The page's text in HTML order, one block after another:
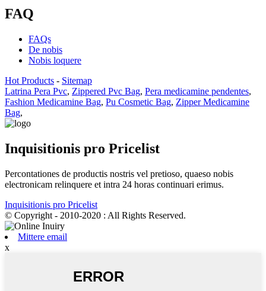
FAQ
FAQs
De nobis
Nobis loquere
Hot Products - Sitemap
Latrina Pera Pvc, Zippered Pvc Bag, Pera medicamine pendentes,
Fashion Medicamine Bag, Pu Cosmetic Bag, Zipper Medicamine
Bag,
Inquisitionis pro Pricelist
Percontationes de productis nostris vel pretioso, quaeso nobis
electronicam relinquere et intra 24 horas continuari erimus.
Inquisitionis pro Pricelist
© Copyright - 2010-2020 : All Rights Reserved.
Mittere email
x